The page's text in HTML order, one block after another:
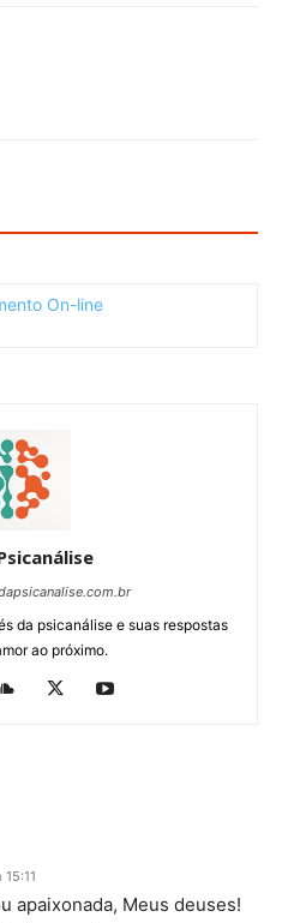
da psicanálise e suas respostas
ao próximo.
apaixonada, Meus deuses!